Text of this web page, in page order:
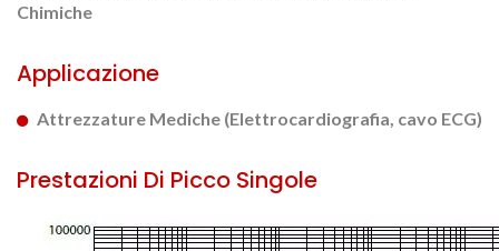
Chimiche
Applicazione
Attrezzature Mediche (Elettrocardiografia, cavo ECG)
Prestazioni Di Picco Singole